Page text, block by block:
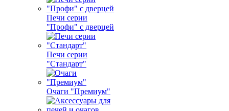
Печи серии
"Профи" с дверцей
Печи серии
"Стандарт"
Очаги "Премиум"